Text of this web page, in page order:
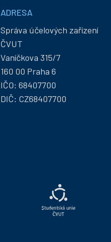
ADRESA
Správa účelových zařízení
ČVUT
Vaníčkova 315/7
160 00 Praha 6
IČO: 68407700
DIČ: CZ68407700